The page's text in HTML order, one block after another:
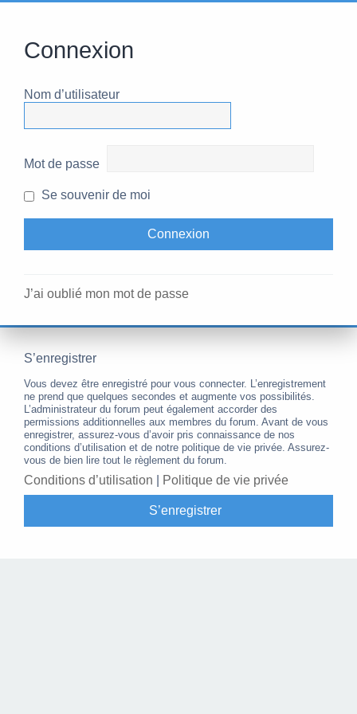
Connexion
Nom d’utilisateur
Mot de passe
Se souvenir de moi
J’ai oublié mon mot de passe
S’enregistrer
Vous devez être enregistré pour vous connecter. L’enregistrement
ne prend que quelques secondes et augmente vos possibilités.
L’administrateur du forum peut également accorder des
permissions additionnelles aux membres du forum. Avant de vous
enregistrer, assurez-vous d’avoir pris connaissance de nos
conditions d’utilisation et de notre politique de vie privée. Assurez-
vous de bien lire tout le règlement du forum.
Conditions d’utilisation Politique de vie privée
S’enregistrer